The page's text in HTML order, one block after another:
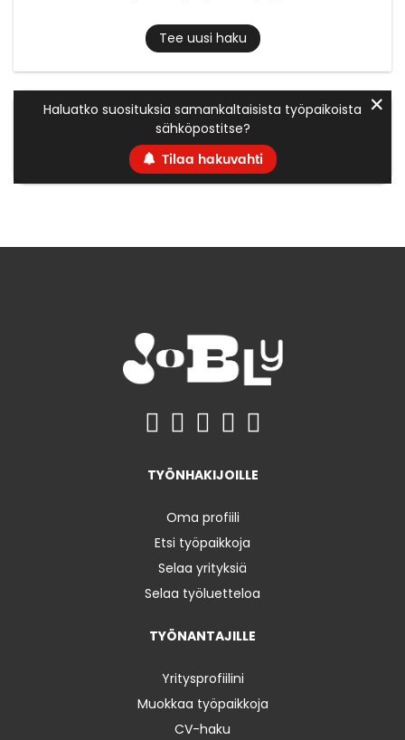
Tee uusi haku
Haluatko suosituksia samankaltaisista työpaikoista
sähköpostitse?
Tilaa hakuvahti
✕
TYÖNHAKIJOILLE
Oma profiili
Etsi työpaikkoja
Selaa yrityksiä
Selaa työluetteloa
TYÖNANTAJILLE
Yritysprofiilini
Muokkaa työpaikkoja
CV-haku